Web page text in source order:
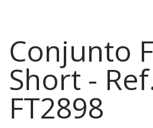
Conjunto
Short -
FT2898